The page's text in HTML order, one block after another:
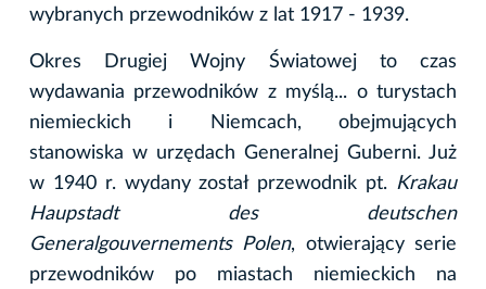
wybranych przewodników z lat 1917 - 1939.
Okres Drugiej Wojny Światowej to czas
wydawania przewodników z myślą... o turystach
niemieckich i Niemcach, obejmujących
stanowiska w urzędach Generalnej Guberni. Już
w 1940 r. wydany został przewodnik pt. Krakau
Haupstadt des deutschen
Generalgouvernements Polen, otwierający serie
przewodników po miastach niemieckich na